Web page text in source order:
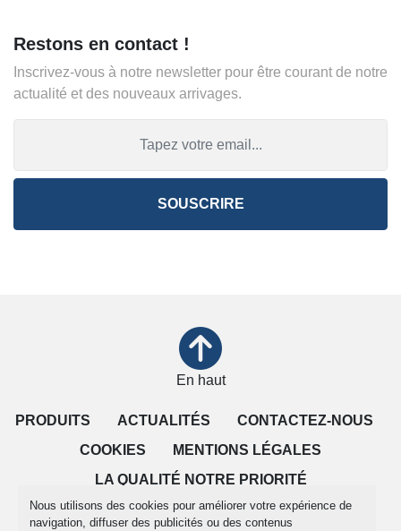
Nous utilisons des cookies pour améliorer votre expérience de
navigation, diffuser des publicités ou des contenus
Restons en contact !
Inscrivez-vous à notre newsletter pour être courant de notre
actualité et des nouveaux arrivages.
SOUSCRIRE
PRODUITS ACTUALITÉS
CONTACTEZ-NOUS
COOKIES
MENTIONS LÉGALES
LA QUALITÉ NOTRE PRIORITÉ
CONDITIONS DE VENTE
En haut